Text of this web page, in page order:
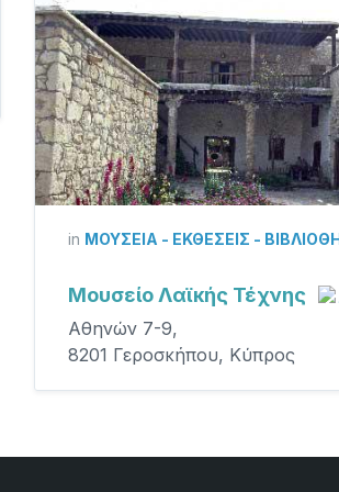
in ΜΟΥΣΕΊΑ - ΕΚΘΈΣΕΙΣ -
Μουσείο Λαϊκής Τέχνης
Αθηνών 7-9,
8201 Γεροσκήπου, Κύπρος